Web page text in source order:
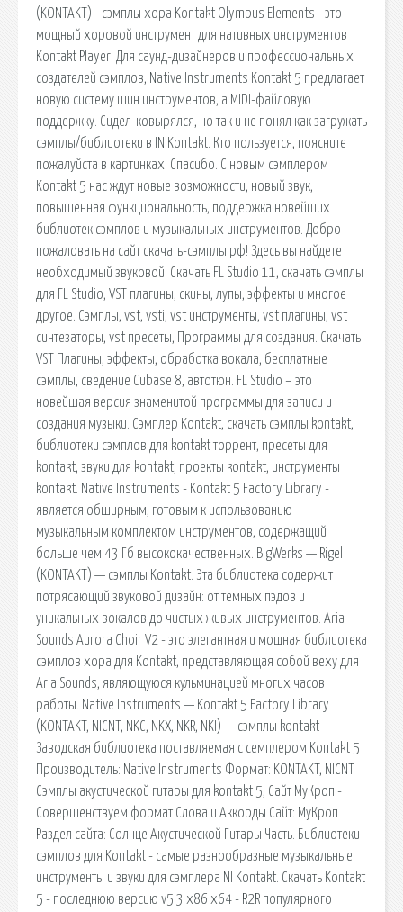
(KONTAKT) - сэмплы хора Kontakt Olympus Elements - это
мощный хоровой инструмент для нативных инструментов
Kontakt Player. Для саунд-дизайнеров и профессиональных
создателей сэмплов, Native Instruments Kontakt 5 предлагает
новую систему шин инструментов, а MIDI-файловую
поддержку. Сидел-ковырялся, но так и не понял как загружать
сэмплы/библиотеки в IN Kontakt. Кто пользуется, поясните
пожалуйста в картинках. Спасибо. С новым сэмплером
Kontakt 5 нас ждут новые возможности, новый звук,
повышенная функциональность, поддержка новейших
библиотек сэмплов и музыкальных инструментов. Добро
пожаловать на сайт скачать-сэмплы.рф! Здесь вы найдете
необходимый звуковой. Скачать FL Studio 11, скачать сэмплы
для FL Studio, VST плагины, скины, лупы, эффекты и многое
другое. Сэмплы, vst, vsti, vst инструменты, vst плагины, vst
синтезаторы, vst пресеты, Программы для создания. Скачать
VST Плагины, эффекты, обработка вокала, бесплатные
сэмплы, сведение Cubase 8, автотюн. FL Studio – это
новейшая версия знаменитой программы для записи и
создания музыки. Сэмплер Kontakt, скачать сэмплы kontakt,
библиотеки сэмплов для kontakt торрент, пресеты для
kontakt, звуки для kontakt, проекты kontakt, инструменты
kontakt. Native Instruments - Kontakt 5 Factory Library -
является обширным, готовым к использованию
музыкальным комплектом инструментов, содержащий
больше чем 43 Гб высококачественных. BigWerks — Rigel
(KONTAKT) — сэмплы Kontakt. Эта библиотека содержит
потрясающий звуковой дизайн: от темных пэдов и
уникальных вокалов до чистых живых инструментов. Aria
Sounds Aurora Choir V2 - это элегантная и мощная библиотека
сэмплов хора для Kontakt, представляющая собой веху для
Aria Sounds, являющуюся кульминацией многих часов
работы. Native Instruments — Kontakt 5 Factory Library
(KONTAKT, NICNT, NKC, NKX, NKR, NKI) — сэмплы kontakt
Заводская библиотека поставляемая с семплером Kontakt 5
Производитель: Native Instruments Формат: KONTAKT, NICNT
Сэмплы акустической гитары для kontakt 5, Сайт МуКроп -
Совершенствуем формат Слова и Аккорды Сайт: МуКроп
Раздел сайта: Солнце Акустической Гитары Часть. Библиотеки
сэмплов для Kontakt - самые разнообразные музыкальные
инструменты и звуки для сэмплера NI Kontakt. Скачать Kontakt
5 - последнюю версию v5.3 x86 x64 - R2R популярного